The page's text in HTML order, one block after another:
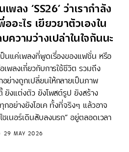
พลง ‘SS26’ ว่าเรากำลัง
ออะไร เยียวยาตัวเองใน
วามว่างเปล่าในใจกันนะ
ป็นแค่เพลงที่พูดเรื่องของแฟชั่น หรือ
เพลงเกี่ยวกับการใช้ชีวิต รวมถึง
ย่างถูกเปลี่ยนให้กลายเป็นภาพ
ยังแต่งตัว ยังโพสต์รูป ยังสร้าง
อย่างยังโอเค ทั้งที่จริงๆ แล้วอาจ
ซเนอร์เดินสับลงนรก” อยู่ตลอดเวลา
29 MAY 2026